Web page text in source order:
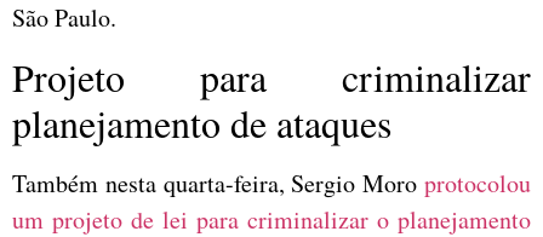
São Paulo.
Projeto para criminalizar
planejamento de ataques
Também nesta quarta-feira, Sergio Moro protocolou
um projeto de lei para criminalizar o planejamento